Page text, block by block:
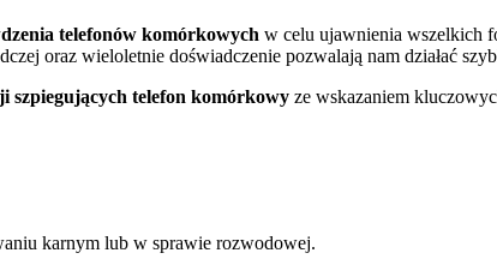
telefonów komórkowych w celu ujawnienia wszelkich
oraz wieloletnie doświadczenie pozwalają nam działać
telefon komórkowy ze wskazaniem
karnym lub w sprawie rozwodowej.